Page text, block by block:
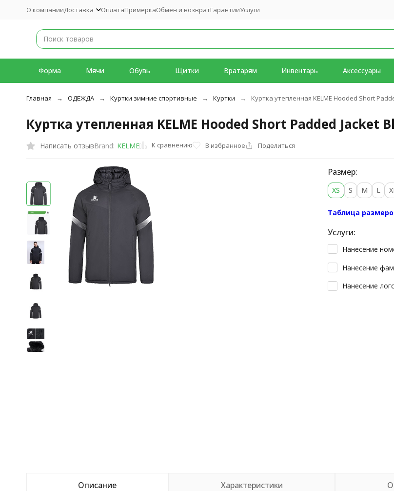
О компанииДоставка ОплатаПримеркаОбмен и возвратГарантииУслуги
Форма Мячи Обувь Щитки Вратарям Инвентарь Аксессуары
Главная ОДЕЖДА Куртки зимние спортивные Куртки Куртка утепленная KELME Hooded Short
Куртка утепленная KELME Hooded Short Padded Jacket
Написать отзывBrand: KELME К сравнению В избранное Поделиться
Размер:
XS S M L
Таблица
Услуги:
Нанесение
Нанесение
Нанесение
Описание Характеристики